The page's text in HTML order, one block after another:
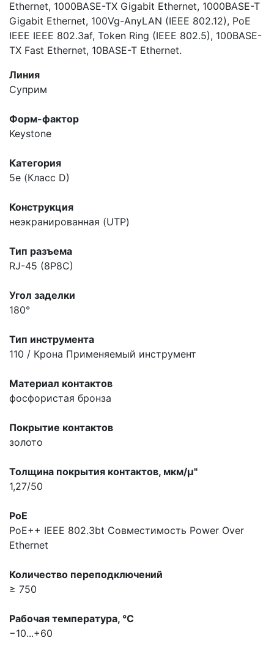
Ethernet, 1000BASE-TX Gigabit Ethernet, 1000BASE-T
Gigabit Ethernet, 100Vg-AnyLAN (IEEE 802.12), PoE
IEEE IEEE 802.3af, Token Ring (IEEE 802.5), 100BASE-
TX Fast Ethernet, 10BASE-T Ethernet.
Линия
Суприм
Форм-фактор
Keystone
Категория
5e (Класс D)
Конструкция
неэкранированная (UTP)
Тип разъема
RJ-45 (8P8C)
Угол заделки
180°
Тип инструмента
110 / Крона Применяемый инструмент
Материал контактов
фосфористая бронза
Покрытие контактов
золото
Толщина покрытия контактов, мкм/µ"
1,27/50
PoE
PoE++ IEEE 802.3bt Совместимость Power Over
Ethernet
Количество переподключений
≥ 750
Рабочая температура, °С
−10...+60